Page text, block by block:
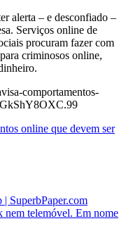
alerta – e desconfiado –
Serviços online de
procuram fazer com
criminosos online,
comportamentos-
online que devem ser
SuperbPaper.com
nem telemóvel. Em nome